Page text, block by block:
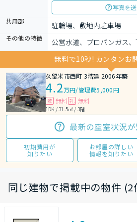
写真を
共用部
駐輪場、敷地内駐車場
その他の特徴
公営水道、プロパンガス
無料で10秒! カンタンお
久留米市西町 3階建 2006年築
4.2万円/管理費5,000円
敷 無料 礼 無料
1DK / 31.5㎡ / 3階
最新の空室状況
初期費用が
知りたい
お部屋の詳しい
情報を知りたい
同じ建物で掲載中の物件 (2